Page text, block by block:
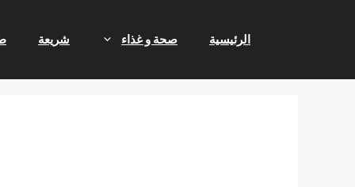
الرئيسية صحة و غذاء شريعة